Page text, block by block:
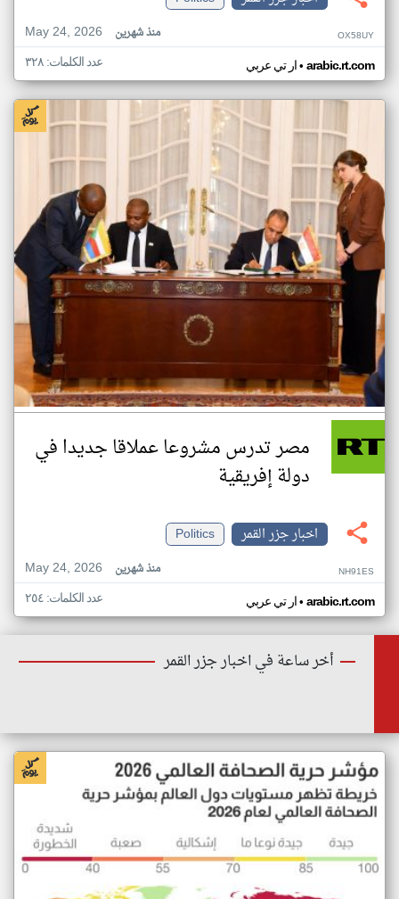
May 24, 2026
منذ شهرين OX58UY
ار تي عربي• arabic.rt.com عدد الكلمات: ٣٢٨
مصر تدرس مشروعا عملاقا جديدا في
دولة إفريقية
اخبار جزر القمر
Politics
May 24, 2026
منذ شهرين NH91ES
ار تي عربي• arabic.rt.com عدد الكلمات: ٢٥٤
أخر ساعة في اخبار جزر القمر